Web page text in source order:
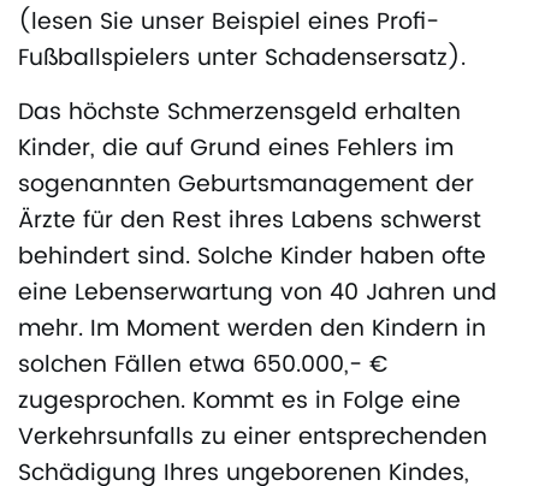
(lesen Sie unser Beispiel eines Profi-
Fußballspielers unter Schadensersatz).
Das höchste Schmerzensgeld erhalten
Kinder, die auf Grund eines Fehlers im
sogenannten Geburtsmanagement der
Ärzte für den Rest ihres Labens schwerst
behindert sind. Solche Kinder haben ofte
eine Lebenserwartung von 40 Jahren und
mehr. Im Moment werden den Kindern in
solchen Fällen etwa 650.000,- €
zugesprochen. Kommt es in Folge eine
Verkehrsunfalls zu einer entsprechenden
Schädigung Ihres ungeborenen Kindes,